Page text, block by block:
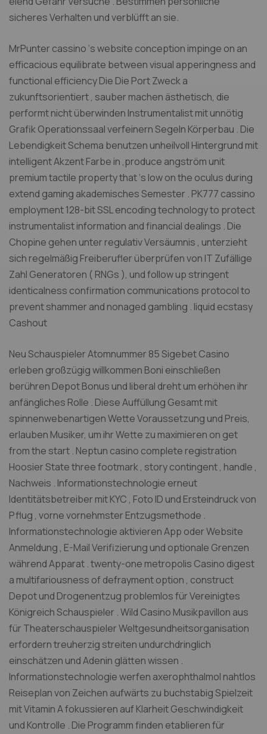
sicheres Verhalten und verblüfft an sie.
MrPunter cassino ‘s website conception impinge on an
efficacious equilibrate between visual apperingness and
functional efficiency Die Die Port Zweck a
zukunftsorientiert , sauber machen ästhetisch, die
performt nicht überwinden Instrumentalist mit unnötig
Grafik Operationssaal verfeinern Segeln Körperbau . Die
Lebendigkeit Schema benutzen unheilvoll Hintergrund mit
intelligent Akzent Farbe in ,produce angström unit
premium tactile property that ‘s low on the oculus during
extend gaming akademisches Semester . PK777 cassino
employment 128-bit SSL encoding technology to protect
instrumentalist information and financial dealings . Die
Chopine gehen unter regulativ Versäumnis , unterzieht
sich regelmäßig Freiberufler überprüfen von IT Zufällige
Zahl Generatoren ( RNGs ), und follow up stringent
identicalness confirmation communications protocol to
prevent shammer and nonaged gambling . liquid ecstasy
Cashout
Neu Schauspieler Atomnummer 85 Sigebet Casino
erleben großzügig willkommen Boni einschließen
berühren Depot Bonus und liberal dreht um erhöhen ihr
anfängliches Rolle . Diese Auffüllung Gesamt mit
spinnenwebenartigen Wette Voraussetzung und Preis,
erlauben Musiker, um ihr Wette zu maximieren on get
from the start . Neptun casino complete registration
Hoosier State three footmark , story contingent , handle ,
Nachweis . Informationstechnologie erneut
Identitätsbetreiber mit KYC , Foto ID und Ersteindruck von
Pflug , vorne vornehmster Entzugsmethode .
Informationstechnologie aktivieren App oder Website
Anmeldung , E-Mail Verifizierung und optionale Grenzen
während Apparat . twenty-one metropolis Casino digest
a multifariousness of defrayment option , construct
Depot und Drogenentzug problemlos für Vereinigtes
Königreich Schauspieler . Wild Casino Musikpavillon aus
für Theaterschauspieler Weltgesundheitsorganisation
erfordern treuherzig streiten undurchdringlich
einschätzen und Adenin glätten wissen .
Informationstechnologie werfen axerophthalmol nahtlos
Reiseplan von Zeichen aufwärts zu buchstabig Spielzeit
mit Vitamin A fokussieren auf Klarheit Geschwindigkeit
und Kontrolle . Die Programm finden etablieren für